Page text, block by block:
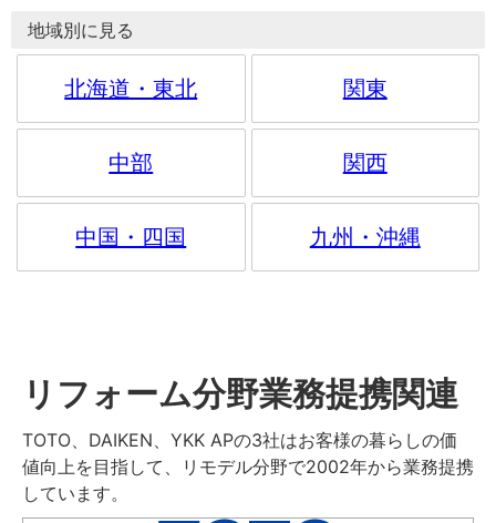
地域別に見る
北海道・東北 関東
中部 関西
中国・四国 九州・沖縄
リフォーム分野業務提携関連
TOTO、DAIKEN、YKK APの3社はお客様の暮らしの価
値向上を目指して、リモデル分野で2002年から業務提携
しています。